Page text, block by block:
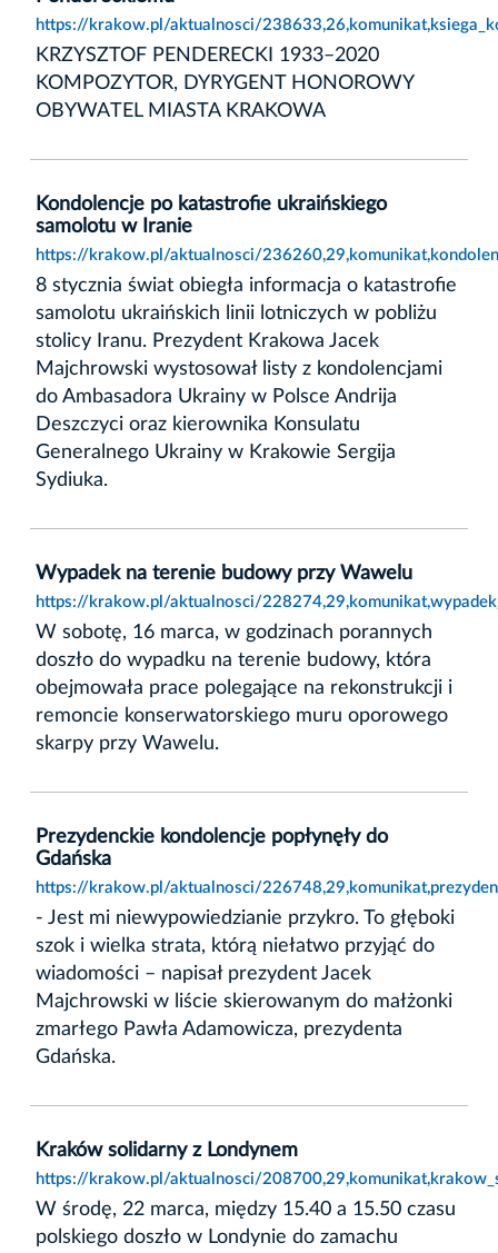
https://krakow.pl/aktualnosci/
KRZYSZTOF PENDERECKI 1933–2020
KOMPOZYTOR, DYRYGENT HONOROWY
OBYWATEL MIASTA KRAKOWA
Kondolencje po katastrofie ukraińskiego
samolotu w Iranie
https://krakow.pl/aktualnosci/
8 stycznia świat obiegła informacja o katastrofie
samolotu ukraińskich linii lotniczych w pobliżu
stolicy Iranu. Prezydent Krakowa Jacek
Majchrowski wystosował listy z kondolencjami
do Ambasadora Ukrainy w Polsce Andrija
Deszczyci oraz kierownika Konsulatu
Generalnego Ukrainy w Krakowie Sergija
Sydiuka.
Wypadek na terenie budowy przy Wawelu
https://krakow.pl/aktualnosci/
W sobotę, 16 marca, w godzinach porannych
doszło do wypadku na terenie budowy, która
obejmowała prace polegające na rekonstrukcji i
remoncie konserwatorskiego muru oporowego
skarpy przy Wawelu.
Prezydenckie kondolencje popłynęły do
Gdańska
https://krakow.pl/aktualnosci/
- Jest mi niewypowiedzianie przykro. To głęboki
szok i wielka strata, którą niełatwo przyjąć do
wiadomości – napisał prezydent Jacek
Majchrowski w liście skierowanym do małżonki
zmarłego Pawła Adamowicza, prezydenta
Gdańska.
Kraków solidarny z Londynem
https://krakow.pl/aktualnosci/
W środę, 22 marca, między 15.40 a 15.50 czasu
polskiego doszło w Londynie do zamachu